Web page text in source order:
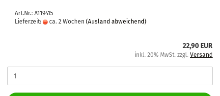
Art.Nr.: A119415
Lieferzeit:
ca. 2 Wochen (Ausland abweichend)
22,90 EUR
inkl. 20% MwSt. zzgl. Versand